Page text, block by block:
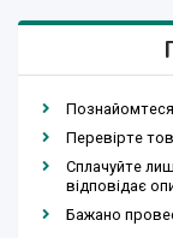
Познайомтеся
Перевірте
Сплачуйте
відповідає
Бажано